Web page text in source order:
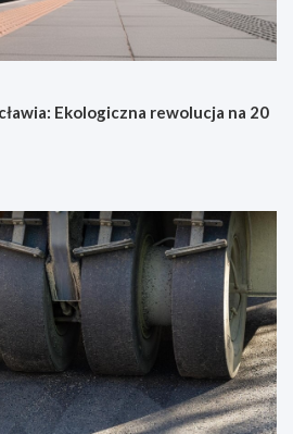
Ekologiczna rewolucja na 20